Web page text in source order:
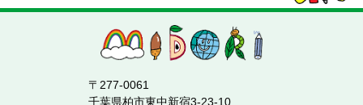
〒277-0061
千葉県柏市東中新宿3-23-10